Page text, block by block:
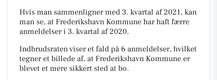
Hvis man sammenligner med 3. kvartal af 2021, kan
man se, at Frederikshavn Kommune har haft færre
anmeldelser i 3. kvartal af 2020.
Indbrudsraten viser et fald på 6 anmeldelser, hvilket
tegner et billede af, at Frederikshavn Kommune er
blevet et mere sikkert sted at bo.